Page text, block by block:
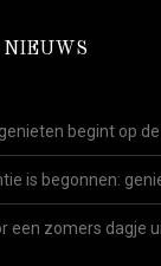
begint op
is begonnen:
een zomers dagje